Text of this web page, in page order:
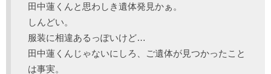
田中蓮くんと思わしき遺体発見かぁ。
しんどい。
服装に相違あるっぽいけど…
田中蓮くんじゃないにしろ、ご遺体が見つかったこと
は事実。